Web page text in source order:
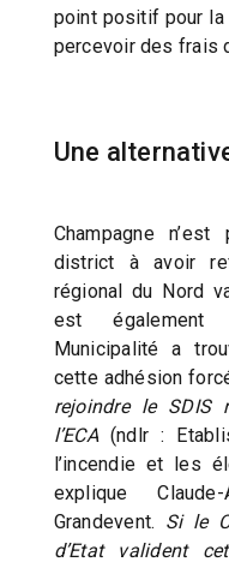
point positif pour la
percevoir des frais
Une
Champagne
district à avoir
régional du Nord
est également
Municipalité a
cette adhésion
rejoindre le SDIS
l’ECA(ndlr :
l’incendie et les
explique
Grandevent. Si le
d’Etat valident